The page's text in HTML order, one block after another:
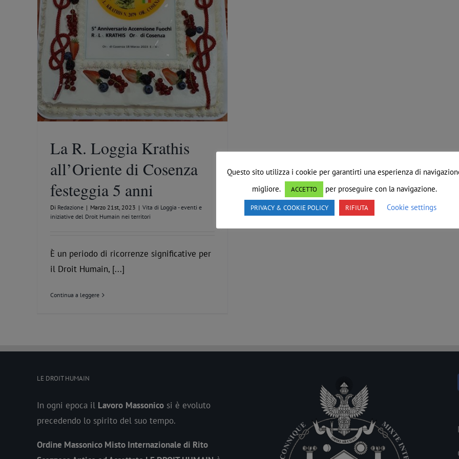
La R. Loggia Krathis
all’Oriente di Cosenza
festeggia 5 anni
Di Redazione | Marzo 21st, 2023 | Vita di Loggia - eventi e
iniziative del Droit Humain nei territori
È un periodo di ricorrenze significative per
il Droit Humain, [...]
Continua a leggere
LE DROIT HUMAIN
In ogni epoca il Lavoro Massonico si è evoluto
precedendo lo spirito del suo tempo.
Ordine Massonico Misto Internazionale di Rito
Questo sito utilizza i cookie per garantirti una esperienza di
migliore.
ACCETTO per proseguire con la navigazione.
PRIVACY & COOKIE POLICY RIFIUTA Cookie settings